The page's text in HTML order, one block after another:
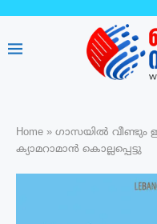
Home » ഗാസയിൽ
ക്യാമറാമാൻ കൊല്ലപ്പെട്ടു